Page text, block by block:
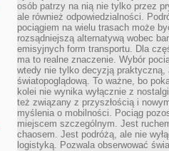
osób patrzy na nią nie tylko przez
ale również odpowiedzialności.
pociągiem na wielu trasach może
rozsądniejszą alternatywą wobec
emisyjnych form transportu. Dla
ma to realne znaczenie. Wybór
wtedy nie tylko decyzją praktyczną,
światopoglądową. To ważne, bo
kolei nie wynika wyłącznie z
też związany z przyszłością i
myślenia o mobilności. Pociąg
miejscem szczególnym. Jest
chaosem. Jest podróżą, ale nie
logistyką. Pozwala obserwować